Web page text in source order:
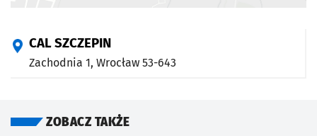
CAL SZCZEPIN
Zachodnia 1, Wrocław 53-643
ZOBACZ TAKŻE